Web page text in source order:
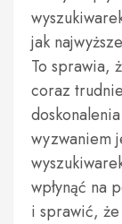
jak
To sprawia,
coraz
wyzwaniem
wpłynąć na
i sprawić,